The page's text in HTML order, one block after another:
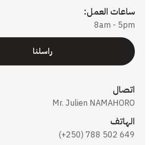
ساعات العمل:
8am - 5pm
راسلنا
اتصال
Mr. Julien NAMAHORO
الهاتف
(+250) 788 502 649